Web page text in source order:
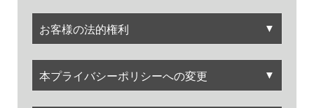
お客様の法的権利 ▼
本プライバシーポリシーへの変更 ▼